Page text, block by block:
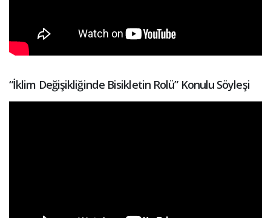
“İklim Değişikliğinde Bisikletin Rolü” Konulu Söyleşi